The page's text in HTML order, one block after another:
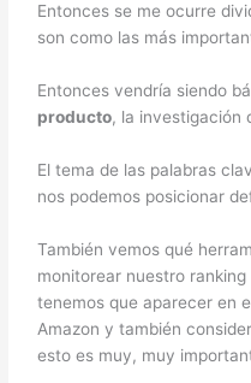
Entonces se me ocurre
son como las más
Entonces vendría siendo
producto, la investigación
El tema de las palabras
nos podemos posicionar
También vemos qué
monitorear nuestro
tenemos que aparecer en
Amazon y también
esto es muy, muy